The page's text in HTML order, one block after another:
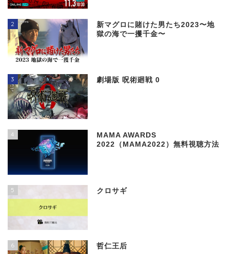
2
新マグロに賭けた男たち2023〜地
獄の海で一攫千金〜
3 劇場版 呪術廻戦 0
4
MAMA AWARDS
2022（MAMA2022）無料視聴方法
5 クロサギ
6 哲仁王后